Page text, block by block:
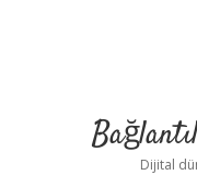
Dijital